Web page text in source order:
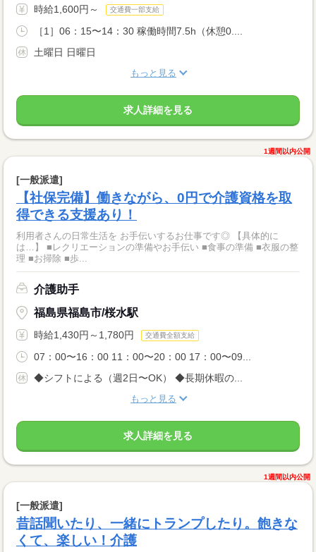
時給1,600円～ 交通費一部支給
［1］06：15〜14：30 稼働時間7.5h（休憩0....
土曜日 日曜日
もっと見る
求人詳細を見る
1週間以内公開
[一般派遣]
【社保完備】働きながら、0円で介護資格を取
得できる支援あり！
利用者さんの日常生活を お手伝いするお仕事です◎ 【具体的に
は…】 ■レクリエーションの準備やお手伝い ■食事の準備 ■衣服の整
理 ■お掃除 ■歩...
介護助手
福島県福島市/桜水駅
時給1,430円～1,780円 交通費全額支給
07：00〜16：00 11：00〜20：00 17：00〜09...
◆シフトによる（週2日〜OK） ◆長期休暇の...
もっと見る
求人詳細を見る
1週間以内公開
[一般派遣]
昔話聞いたり、一緒にトランプしたり。飽きな
くて、楽しい！介護